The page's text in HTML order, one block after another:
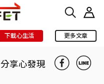
下載心生活 更多文章
分享心發現